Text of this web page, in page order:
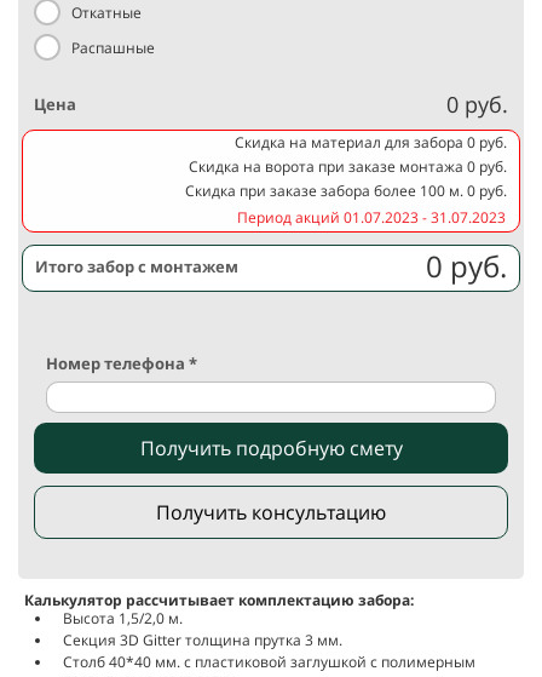
Откатные
Распашные
Цена 0 руб.
Скидка на материал для забора 0 руб.
Скидка на ворота при заказе монтажа 0 руб.
Скидка при заказе забора более 100 м. 0 руб.
Период акций 01.07.2023 - 31.07.2023
Итого забор с монтажем 0 руб.
Номер телефона *
Получить подробную смету
Получить консультацию
Калькулятор рассчитывает комплектацию забора:
Высота 1,5/2,0 м.
Секция 3D Gitter толщина прутка 3 мм.
Столб 40*40 мм. с пластиковой заглушкой с полимерным